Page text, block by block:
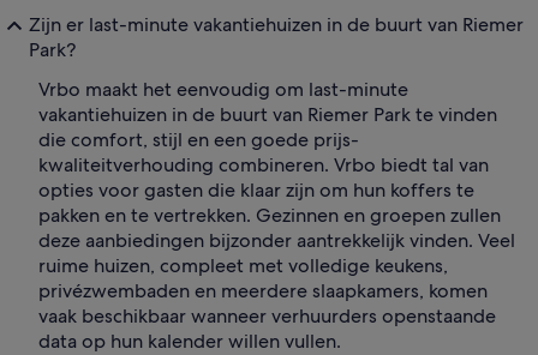
Zijn er last-minute vakantiehuizen in de buurt van Riemer
Park?
Vrbo maakt het eenvoudig om last-minute
vakantiehuizen in de buurt van Riemer Park te vinden
die comfort, stijl en een goede prijs-
kwaliteitverhouding combineren. Vrbo biedt tal van
opties voor gasten die klaar zijn om hun koffers te
pakken en te vertrekken. Gezinnen en groepen zullen
deze aanbiedingen bijzonder aantrekkelijk vinden. Veel
ruime huizen, compleet met volledige keukens,
privézwembaden en meerdere slaapkamers, komen
vaak beschikbaar wanneer verhuurders openstaande
data op hun kalender willen vullen.